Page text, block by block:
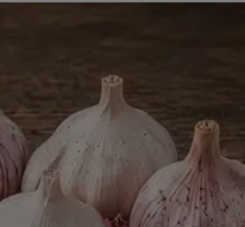
& -
Ihre Pflanzen
ist das nicht möglich.
fernzuhalten, zu
es unerlässlich ist.